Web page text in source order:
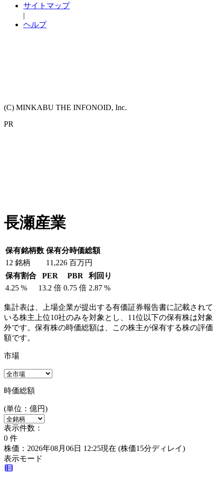
サイトマップ
|
ヘルプ
(C) MINKABU THE INFONOID, Inc.
PR
長瀬産業
保有銘柄数 保有分時価総額
12 銘柄 11,226 百万円
保有割合
PER PBR
利回り
4.25 % 13.2 倍 0.75 倍 2.87 %
集計表は、上場企業が提出する有価証券報告書に記載されて
いる株主上位10社のみを対象とし、11位以下の保有株は対象
外です。保有株の時価総額は、この株主が保有する株の評価
額です。
市場
時価総額
(単位：億円)
表示件数：
0 件
株価：2026年08月06日 12:25現在 (株価15分ディレイ)
表示モード